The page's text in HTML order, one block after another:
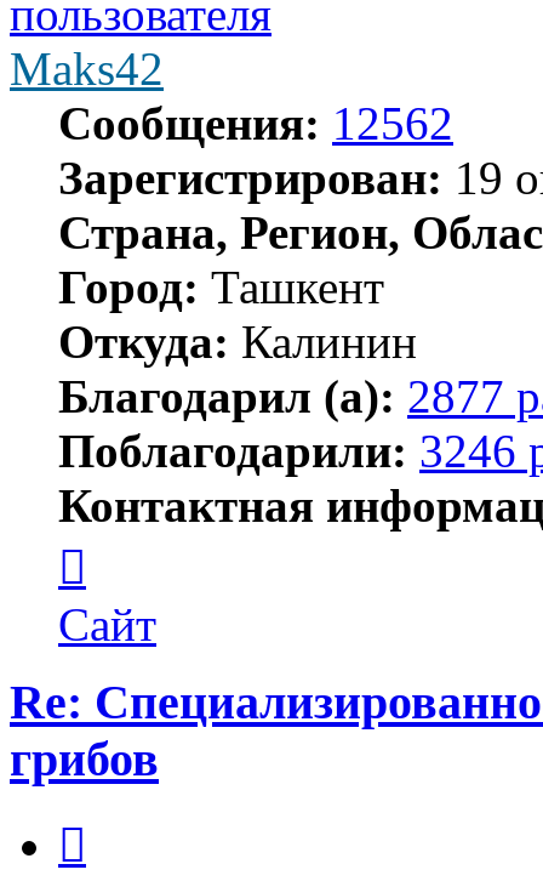
Maks42
Сообщения: 12562
Зарегистрирован: 19
Страна, Регион,
Город: Ташкент
Откуда: Калинин
Благодарил (а): 2877
Поблагодарили: 3246
Контактная
пользователя
Maks42
Сайт
Re:
грибов